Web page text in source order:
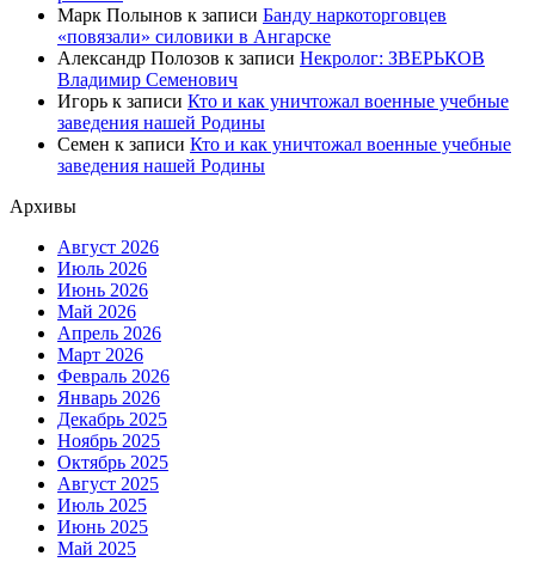
Марк Полынов к записи Банду наркоторговцев
«повязали» силовики в Ангарске
Александр Полозов к записи Некролог: ЗВЕРЬКОВ
Владимир Семенович
Игорь к записи Кто и как уничтожал военные учебные
заведения нашей Родины
Семен к записи Кто и как уничтожал военные учебные
заведения нашей Родины
Архивы
Август 2026
Июль 2026
Июнь 2026
Май 2026
Апрель 2026
Март 2026
Февраль 2026
Январь 2026
Декабрь 2025
Ноябрь 2025
Октябрь 2025
Август 2025
Июль 2025
Июнь 2025
Май 2025